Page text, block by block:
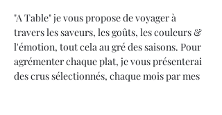
"A Table" je vous propose de voyager à
travers les saveurs, les goûts, les couleurs &
l'émotion, tout cela au gré des saisons. Pour
agrémenter chaque plat, je vous présenterai
des crus sélectionnés, chaque mois par mes